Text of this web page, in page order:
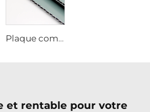
Plaque composite en aluminium finitions solides - 4 mm x 1 220 mm x 2 440 mm
et rentable pour votre